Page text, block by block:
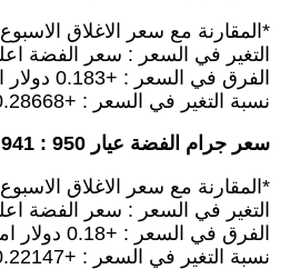
*المقارنة مع سعر الاغلاق
التغير في السعر : سعر الفضة
الفرق في السعر : +0.183 دولار امريكي
نسبة التغير في السعر : +10.28668%
سعر جرام الفضة عيار 950 : 1.941 دولار امريكي
*المقارنة مع سعر الاغلاق
التغير في السعر : سعر الفضة
الفرق في السعر : +0.18 دولار امريكي
نسبة التغير في السعر : +10.22147%